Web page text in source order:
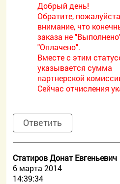
Добрый день!
Обратите,
внимание, что
заказа не
"Оплачено".
Вместе с этим
указывается сумма
партнерской
Сейчас отчисления
Ответить
Статиров Донат Евгеньевич
6 марта 2014
14:39:34